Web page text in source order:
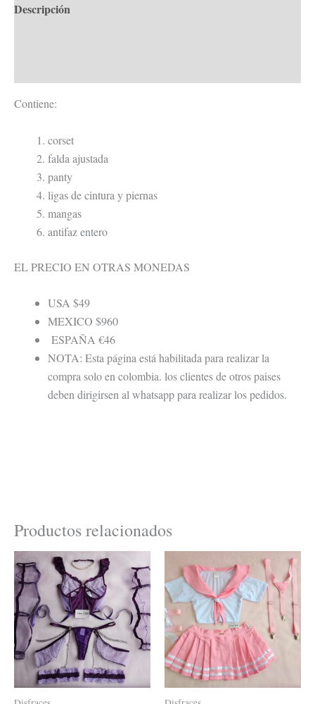
Descripción
Contiene:
corset
falda ajustada
panty
ligas de cintura y piernas
mangas
antifaz entero
EL PRECIO EN OTRAS MONEDAS
USA $49
MEXICO $960
ESPAÑA €46
NOTA: Esta página está habilitada para realizar la
compra solo en colombia. los clientes de otros paises
deben dirigirsen al whatsapp para realizar los pedidos.
Productos relacionados
producto
tiene
múltiples
variantes.
Las
opciones
se
Este
tiene
se